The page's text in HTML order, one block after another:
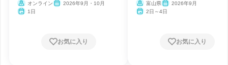
オンライン
2026年9月・10月
1日
お気に入り
富山県
2026年9月
2日～4日
お気に入り